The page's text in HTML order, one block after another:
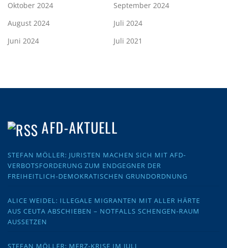
Oktober 2024
September 2024
August 2024
Juli 2024
Juni 2024
Juli 2021
AFD-AKTUELL
STEFAN MÖLLER: JURISTEN MACHEN SICH MIT AFD-
VERBOTSFORDERUNG ZUM ENDGEGNER DER
FREIHEITLICH-DEMOKRATISCHEN GRUNDORDNUNG
ALICE WEIDEL: ILLEGALE MIGRANTEN MIT ALLER HÄRTE
AUS CEUTA ABSCHIEBEN – NOTFALLS SCHENGEN-RAUM
AUSSETZEN
STEFAN MÖLLER: MERZ-KRISE IM JULI